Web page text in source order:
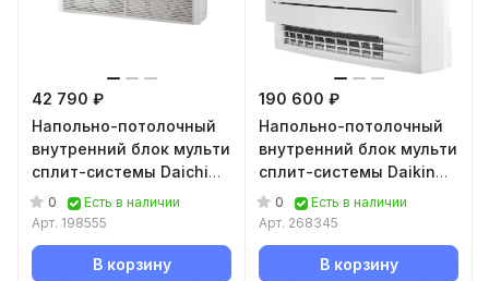
42 790 ₽
Напольно-потолочный
внутренний блок мульти
сплит-системы Daichi
DA35AMKS1R
0
Есть в наличии
Арт. 198555
В корзину
190 600 ₽
Напольно-потолочный
внутренний блок мульти
сплит-системы Daikin
FVXM35B
0
Есть в наличии
Арт. 268345
В корзину